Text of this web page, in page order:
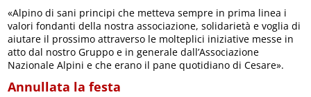
«Alpino di sani principi che metteva sempre in prima linea i
valori fondanti della nostra associazione, solidarietà e voglia di
aiutare il prossimo attraverso le molteplici iniziative messe in
atto dal nostro Gruppo e in generale dall’Associazione
Nazionale Alpini e che erano il pane quotidiano di Cesare».
Annullata la festa